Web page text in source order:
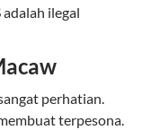
ilegal
perhatian.
terpesona.